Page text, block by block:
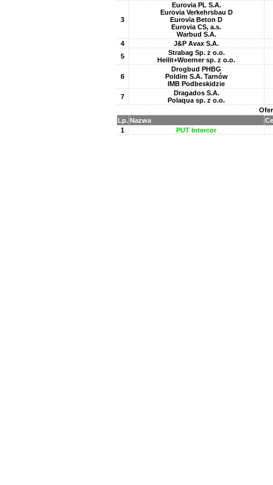
3
Eurovia PL S.A.
Eurovia Verkehrsbau D
Eurovia Beton D
Eurovia CS, a.s.
Warbud S.A.
4
J&P Avax S.A.
5
Strabag Sp. z o.o.
Heilit+Woerner sp. z o.o.
6
Drogbud PHBG
Poldim S.A. Tarnów
IMB Podbeskidzie
7
Dragados S.A.
Polaqua sp. z o.o.
Lp. Nazwa
1
PUT Intercor